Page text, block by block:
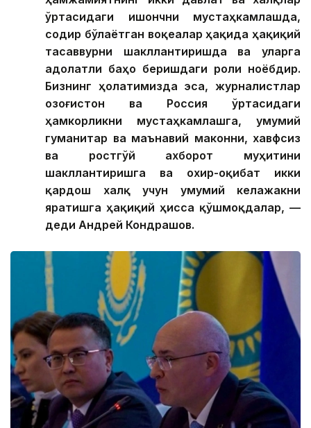
ўртасидаги ишончни мустаҳкамлашда,
содир бўлаётган воқеалар ҳақида ҳақиқий
тасаввурни шакллантиришда ва уларга
адолатли баҳо беришдаги роли ноёбдир.
Бизнинг ҳолатимизда эса, журналистлар
Қозоғистон ва Россия ўртасидаги
ҳамкорликни мустаҳкамлашга, умумий
гуманитар ва маънавий маконни, хавфсиз
ва ростгўй ахборот муҳитини
шакллантиришга ва охир-оқибат икки
қардош халқ учун умумий келажакни
яратишга ҳақиқий ҳисса қўшмоқдалар, —
деди Андрей Кондрашов.